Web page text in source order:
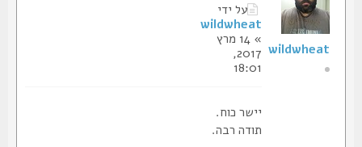
על ידי
wildwheat
» 14 מרץ
2017,
18:01
יישר כוח.
תודה רבה.
wildwheat